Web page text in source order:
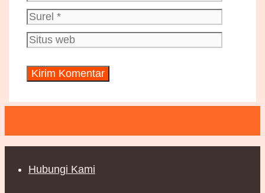
Hubungi Kami